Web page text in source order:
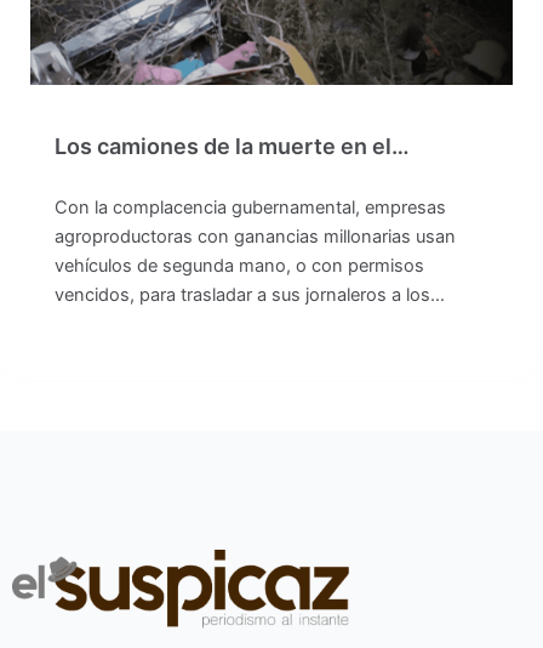
Los camiones de la muerte en el…
Con la complacencia gubernamental, empresas
agroproductoras con ganancias millonarias usan
vehículos de segunda mano, o con permisos
vencidos, para trasladar a sus jornaleros a los…